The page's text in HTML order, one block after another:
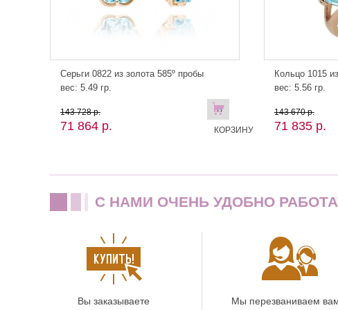
Серьги 0822 из золота 585º пробы
вес: 5.49 гр.
143 728 р.
71 864 р.
В
КОРЗИНУ
Кольцо 1015
вес: 5.56 гр.
143 670 р.
71 835 р.
C НАМИ ОЧЕНЬ УДОБНО
Вы заказываете
Мы перезваниваем